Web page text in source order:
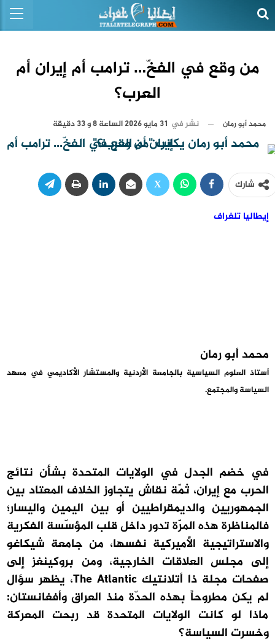
من وقع في الفخّ… ترامب أم إيران أم
العرب؟
محمد أبو رمان نشر في 31 مايو 2026 الساعة 8 و 33 دقيقة
شارك
إيطاليا تلغراف
محمد أبو رمان
أستاذ العلوم السياسية بالجامعة الأردنية والمستشار الأكاديمي في معهد
السياسة والمجتمع.
في خضم الجدل في الولايات المتحدة بشأن نتائج
الحرب مع إيران، ثمّة نقاش يتجاوز الخلاف المعتاد بين
الجمهوريين والديمقراطيين أو بين اليمين واليسار؛
فالمناظرة هذه المرّة تدور داخل قلب المؤسّسة الفكرية
والاستراتيجية الأميركية نفسها، من جامعة شيكاغو
إلى مجلس العلاقات الخارجية، ومن بروكينغز إلى
صفحات مجلة ذا أتلانتيك The Atlantic، يظهر سؤال
لم يكن مطروحاً بهذه الحدّة منذ العراق وأفغانستان:
ماذا لو كانت الولايات المتحدة قد ربحت المعركة
وخسرت السياسة؟